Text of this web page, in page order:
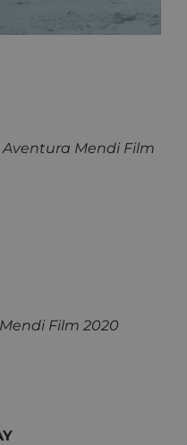
Mendi Film
Film 2020